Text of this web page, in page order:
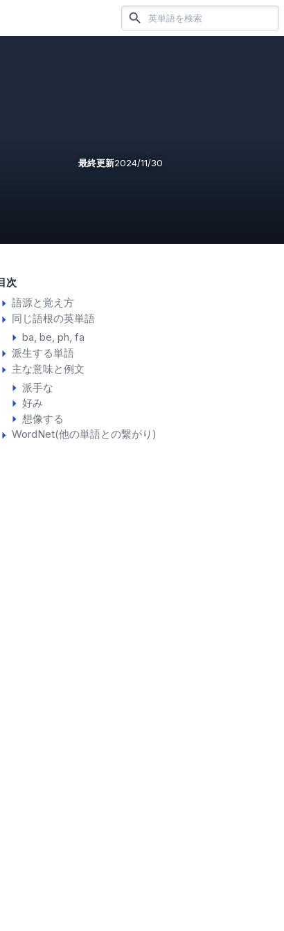
最終更新2024/11/30
次
語源と覚え方
同じ語根の英単語
ba be ph fa
派生する単語
主な意味と例文
派手な
好み
想像する
WordNet(他の単語との繋がり)